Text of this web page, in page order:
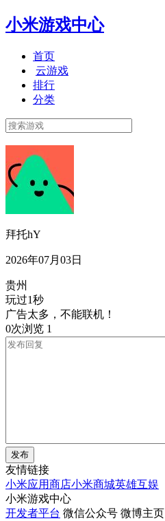
小米游戏中心
首页
云游戏
排行
分类
拜托hY
2026年07月03日
贵州
玩过1秒
广告太多，不能联机！
0次浏览 1
发布
友情链接
小米应用商店小米商城英雄互娱
小米游戏中心
开发者平台 微信公众号 微博主页